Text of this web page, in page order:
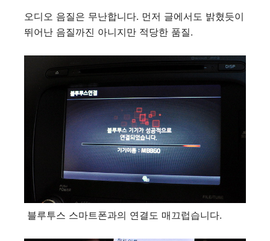
오디오 음질은 무난합니다. 먼저 글에서도 밝혔듯이
뛰어난 음질까진 아니지만 적당한 품질.
블루투스 스마트폰과의 연결도 매끄럽습니다.